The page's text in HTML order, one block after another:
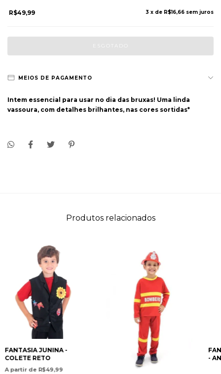
R$49,99 3 x de R$16,66 sem juros
MEIOS DE PAGAMENTO
Intem essencial para usar no dia das bruxas! Uma linda
vassoura, com detalhes brilhantes, nas cores sortidas*
Produtos relacionados
FANTASIA JUNINA -
COLETE RETO
A partir de R$49,99
-